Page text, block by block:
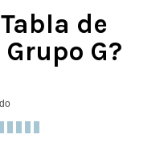
de
G?